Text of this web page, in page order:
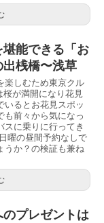
能できる「お
桟橋〜浅草
楽しむため東京クル
が満開になり花見
いるとお花見スポッ
も前々から気になっ
スに乗りに行ってき
曜の昼間予約なしで
うか？の検証も兼ね
プレゼントは